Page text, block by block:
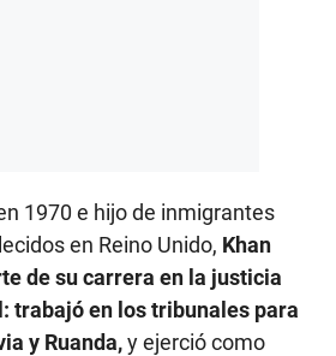
1970 e hijo de inmigrantes
en Reino Unido, Khan
de su carrera en la justicia
trabajó en los tribunales para
y Ruanda,y ejerció como